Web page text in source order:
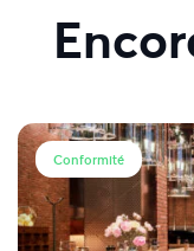
Conformité